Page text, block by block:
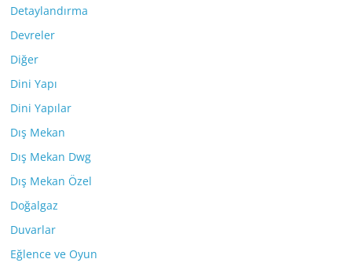
Detaylandırma
Devreler
Diğer
Dini Yapı
Dini Yapılar
Dış Mekan
Dış Mekan Dwg
Dış Mekan Özel
Doğalgaz
Duvarlar
Eğlence ve Oyun